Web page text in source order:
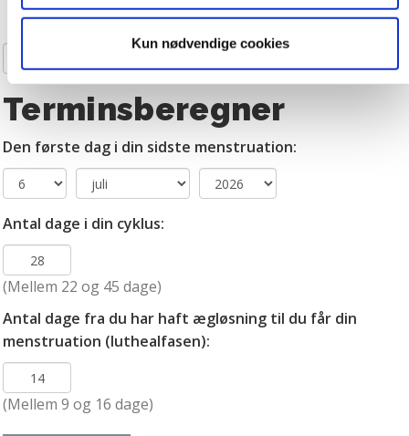
så vi kan optimere vores reklametiltag på sociale medier
medier. Du kan til enhver tid trække dit samtykke tilbage.
Du skal være opmærksom på, at vores hjemmeside
muligvis ikke fungerer optimalt, hvis du ikke accepterer
cookies eller tilbagetrækker et samtykke. Du kan læse
mere om vores brug af cookies og behandling af dine
personoplysninger i forbindelse hermed i både
voresprivatlivspolitik og cookiepolitik
Kun nødvendige cookies
Terminsberegner
Den første dag i din sidste menstruation:
Antal dage i din cyklus:
(Mellem 22 og 45 dage)
Antal dage fra du har haft ægløsning til du får din
menstruation (luthealfasen):
(Mellem 9 og 16 dage)